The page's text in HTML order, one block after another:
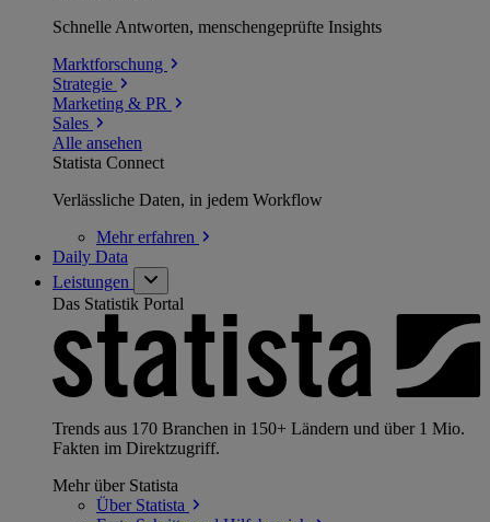
Schnelle Antworten, menschengeprüfte Insights
Marktforschung
Strategie
Marketing & PR
Sales
Alle ansehen
Statista Connect
Verlässliche Daten, in jedem Workflow
Mehrerfahren
Daily Data
Leistungen
Das Statistik Portal
Trends aus 170 Branchen in 150+ Ländern und über 1 Mio.
Fakten im Direktzugriff.
Mehr über Statista
Über Statista